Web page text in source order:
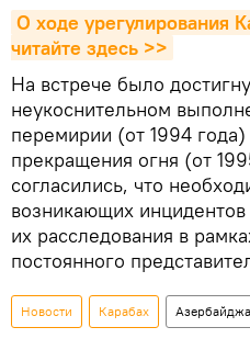
О ходе урегулирования
читайте здесь >>
На встрече было
неукоснительном
перемирии (от 1994
прекращения огня (от
согласились, что
возникающих
их расследования в
постоянного
Новости Карабах